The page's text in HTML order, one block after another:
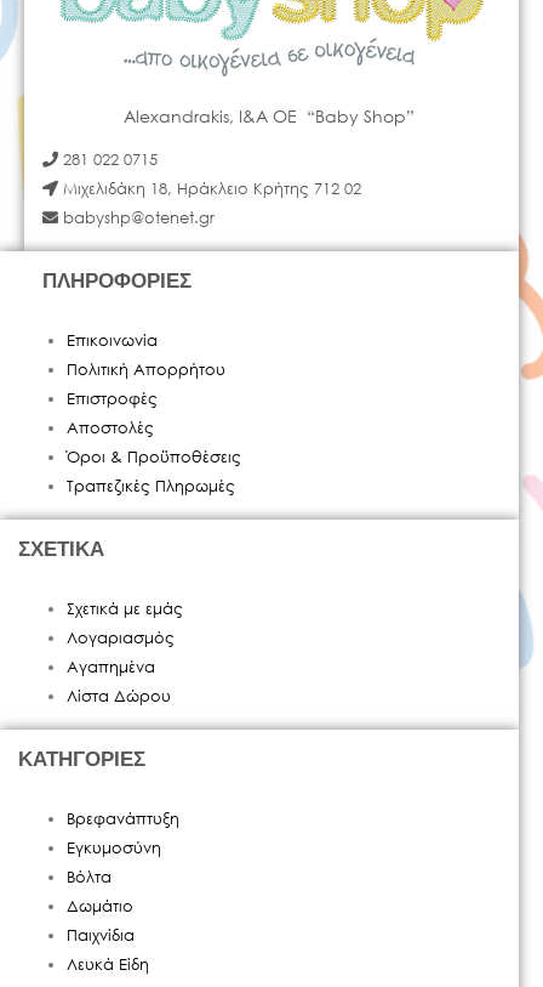
Alexandrakis, I&A OE “Baby Shop”
281 022 0715
Μιχελιδάκη 18, Ηράκλειο Κρήτης 712 02
babyshp@otenet.gr
ΠΛΗΡΟΦΟΡΙΕΣ
Επικοινωνία
Πολιτική Απορρήτου
Επιστροφές
Αποστολές
Όροι & Προϋποθέσεις
Τραπεζικές Πληρωμές
ΣΧΕΤΙΚΑ
Σχετικά με εμάς
Λογαριασμός
Αγαπημένα
Λίστα Δώρου
ΚΑΤΗΓΟΡΙΕΣ
Βρεφανάπτυξη
Εγκυμοσύνη
Βόλτα
Δωμάτιο
Παιχνίδια
Λευκά Είδη